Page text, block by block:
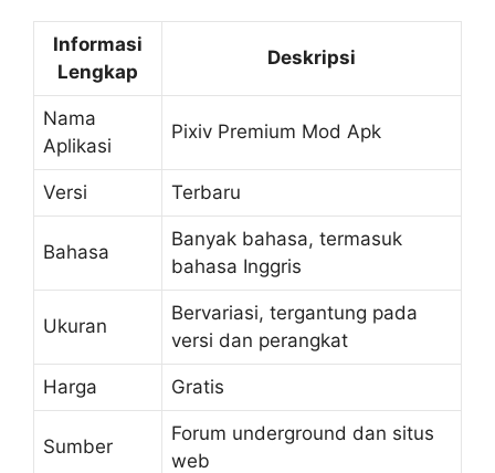
Informasi
Lengkap
Deskripsi
Nama
Aplikasi
Pixiv Premium Mod Apk
Versi Terbaru
Bahasa
Banyak bahasa, termasuk
bahasa Inggris
Ukuran
Bervariasi, tergantung pada
versi dan perangkat
Harga Gratis
Sumber
Forum underground dan situs
web